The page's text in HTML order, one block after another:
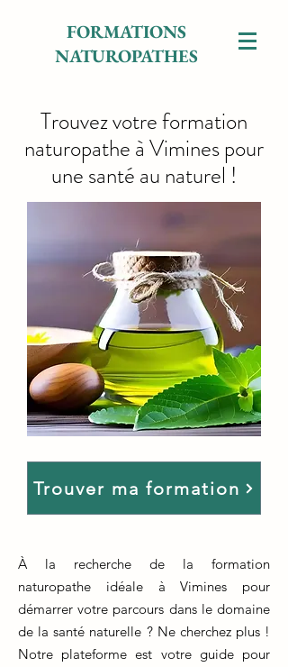
FORMATIONS
NATUROPATHES
Trouvez votre formation
naturopathe à Vimines pour
une santé au naturel !
Trouver ma formation
À la recherche de la formation
naturopathe idéale à Vimines pour
démarrer votre parcours dans le domaine
de la santé naturelle ? Ne cherchez plus !
Notre plateforme est votre guide pour